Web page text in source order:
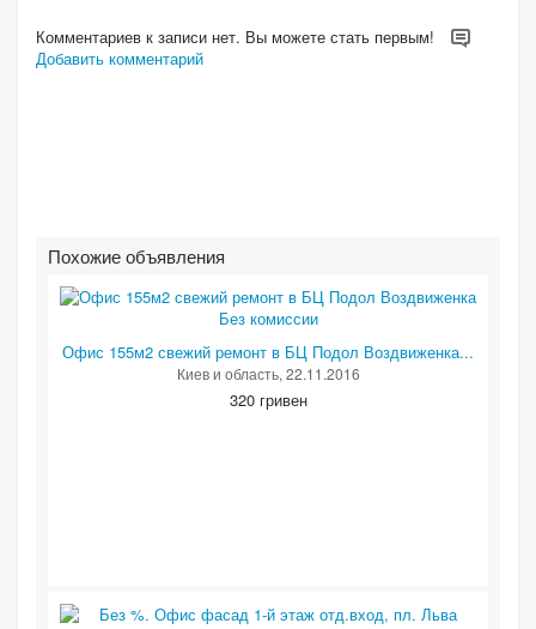
Комментариев к записи нет. Вы можете стать первым!
Добавить комментарий
Похожие объявления
Офис 155м2 свежий ремонт в БЦ Подол Воздвиженка...
Киев и область, 22.11.2016
320 гривен